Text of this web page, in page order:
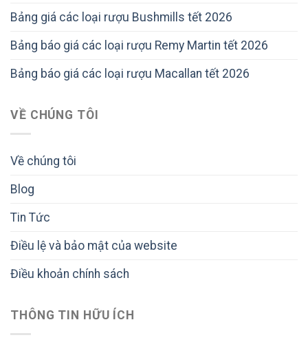
Bảng giá các loại rượu Bushmills tết 2026
Bảng báo giá các loại rượu Remy Martin tết 2026
Bảng báo giá các loại rượu Macallan tết 2026
VỀ CHÚNG TÔI
Về chúng tôi
Blog
Tin Tức
Điều lệ và bảo mật của website
Điều khoản chính sách
THÔNG TIN HỮU ÍCH